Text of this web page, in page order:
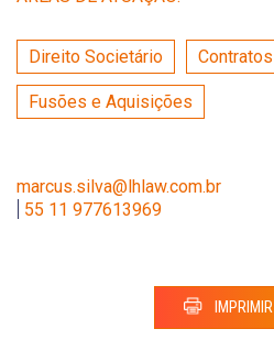
Direito Societário Contratos
Fusões e Aquisições
marcus.silva@lhlaw.com.br
55 11 977613969
IMPRIMIR